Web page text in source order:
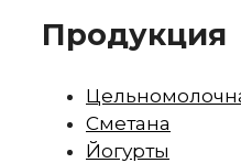
Продукция
Сметана
Йогурты